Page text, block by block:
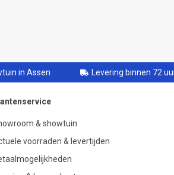
in Assen Levering binnen 72
& showtuin
voorraden & levertijden